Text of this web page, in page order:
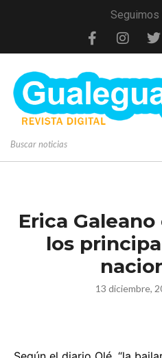
Seguimos
Erica
los
13 diciembre,